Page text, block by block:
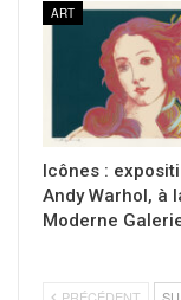
ART
Icônes :
Andy Warhol, à
Moderne